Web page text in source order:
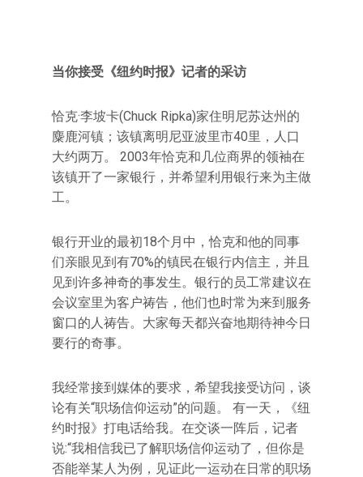
当你接受《纽约时报》记者的采访
恰克·李坡卡(Chuck Ripka)家住明尼苏达州的
麋鹿河镇；该镇离明尼亚波里市40里，人口
大约两万。 2003年恰克和几位商界的领袖在
该镇开了一家银行，并希望利用银行来为主做
工。
银行开业的最初18个月中，恰克和他的同事
们亲眼见到有70%的镇民在银行内信主，并且
见到许多神奇的事发生。银行的员工常建议在
会议室里为客户祷告，他们也时常为来到服务
窗口的人祷告。大家每天都兴奋地期待神今日
要行的奇事。
我经常接到媒体的要求，希望我接受访问，谈
论有关“职场信仰运动”的问题。 有一天，《纽
约时报》打电话给我。在交谈一阵后，记者
说:“我相信我已了解职场信仰运动了，但你是
否能举某人为例，见证此一运动在日常的职场